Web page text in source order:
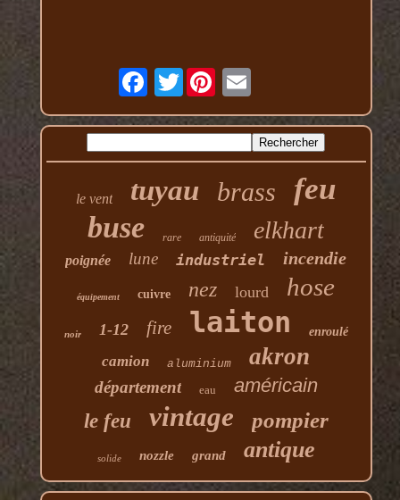
Twitter
le vent tuyau brass feu
buse rare antiquité elkhart
poignée lune industriel incendie
équipement cuivre nez lourd hose
noir 1-12 fire laiton enroulé
camion aluminium akron
département eau
américain
le feu
vintage pompier
solide nozzle grand antique